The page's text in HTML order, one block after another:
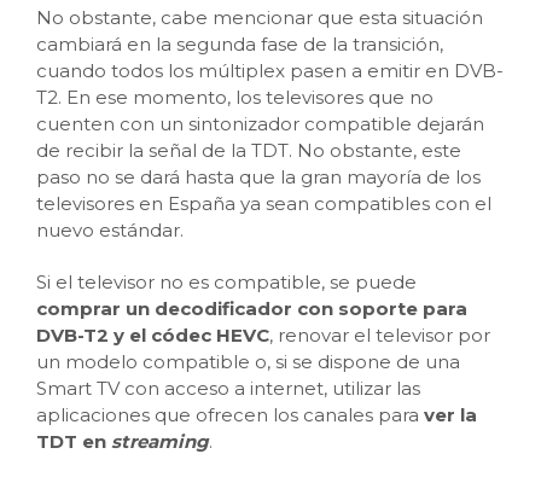
No obstante, cabe mencionar que esta situación
cambiará en la segunda fase de la transición,
cuando todos los múltiplex pasen a emitir en DVB-
T2. En ese momento, los televisores que no
cuenten con un sintonizador compatible dejarán
de recibir la señal de la TDT. No obstante, este
paso no se dará hasta que la gran mayoría de los
televisores en España ya sean compatibles con el
nuevo estándar.
Si el televisor no es compatible, se puede
comprar un decodificador con soporte para
DVB-T2 y el códec HEVC, renovar el televisor por
un modelo compatible o, si se dispone de una
Smart TV con acceso a internet, utilizar las
aplicaciones que ofrecen los canales para ver la
TDT en streaming.